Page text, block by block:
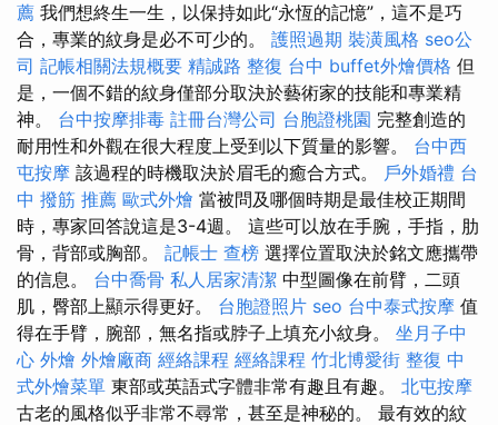
薦 我們想終生一生，以保持如此“永恆的記憶”，這不是巧
合，專業的紋身是必不可少的。 護照過期 裝潢風格 seo公
司 記帳相關法規概要 精誠路 整復 台中 buffet外燴價格 但
是，一個不錯的紋身僅部分取決於藝術家的技能和專業精
神。 台中按摩排毒 註冊台灣公司 台胞證桃園 完整創造的
耐用性和外觀在很大程度上受到以下質量的影響。 台中西
屯按摩 該過程的時機取決於眉毛的癒合方式。 戶外婚禮 台
中 撥筋 推薦 歐式外燴 當被問及哪個時期是最佳校正期間
時，專家回答說這是3-4週。 這些可以放在手腕，手指，肋
骨，背部或胸部。 記帳士 查榜 選擇位置取決於銘文應攜帶
的信息。 台中喬骨 私人居家清潔 中型圖像在前臂，二頭
肌，臀部上顯示得更好。 台胞證照片 seo 台中泰式按摩 值
得在手臂，腕部，無名指或脖子上填充小紋身。 坐月子中
心 外燴 外燴廠商 經絡課程 經絡課程 竹北博愛街 整復 中
式外燴菜單 東部或英語式字體非常有趣且有趣。 北屯按摩
古老的風格似乎非常不尋常，甚至是神秘的。 最有效的紋